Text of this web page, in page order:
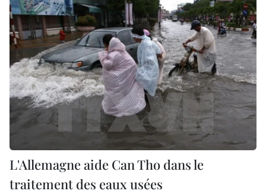
L'Allemagne aide Can Tho dans le
traitement des eaux usées